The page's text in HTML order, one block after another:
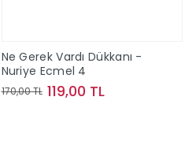
Ne Gerek Vardı Dükkanı -
Nuriye Ecmel 4
170,00 TL 119,00 TL